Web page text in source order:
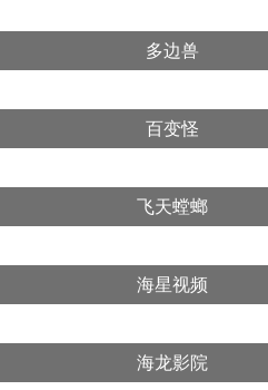
多边兽
百变怪
飞天螳螂
海星视频
海龙影院